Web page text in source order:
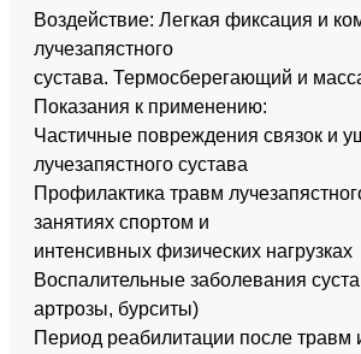
Воздействие: Легкая фиксация и
лучезапястного
сустава. Термосберегающий и
Показания к применению:
Частичные повреждения связок и
лучезапястного сустава
Профилактика травм
занятиях спортом и
интенсивных физических нагрузках
Воспалительные заболевания
артрозы, бурситы)
Период реабилитации после травм